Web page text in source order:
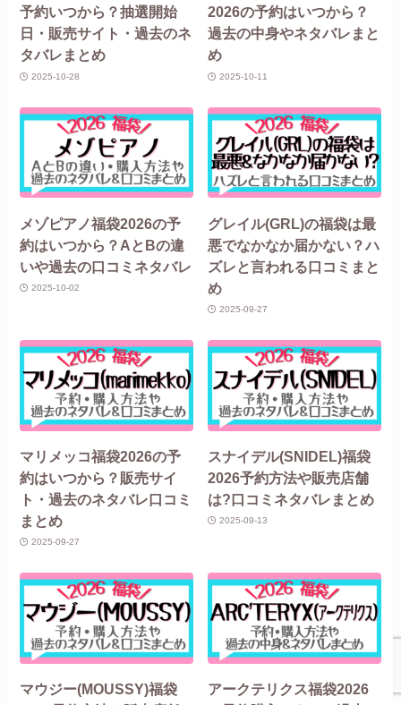
予約いつから？抽選開始
日・販売サイト・過去のネ
タバレまとめ
2025-10-28
2026の予約はいつから？
過去の中身やネタバレまと
め
2025-10-11
メゾピアノ福袋2026の予
約はいつから？AとBの違
いや過去の口コミネタバレ
2025-10-02
グレイル(GRL)の福袋は最
悪でなかなか届かない？ハ
ズレと言われる口コミまと
め
2025-09-27
マリメッコ福袋2026の予
約はいつから？販売サイ
ト・過去のネタバレ口コミ
まとめ
2025-09-27
スナイデル(SNIDEL)福袋
2026予約方法や販売店舗
は?口コミネタバレまとめ
2025-09-13
マウジー(MOUSSY)福袋
アークテリクス福袋2026